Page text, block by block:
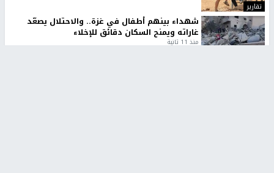
تقارير
شهداء بينهم أطفال في غزة.. والاحتلال يصعّد
غاراته ويمنح السكان دقائق للإخلاء
منذ 11 ثانية